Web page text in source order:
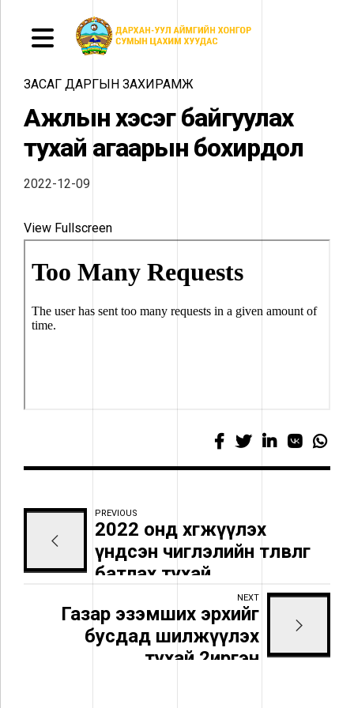
ЗАСАГ ДАРГЫН ЗАХИРАМЖ
Ажлын хэсэг байгуулах
тухай агаарын бохирдол
2022-12-09
View Fullscreen
PREVIOUS
2022 онд хөгжүүлэх
үндсэн чиглэлийн төлөвлөгөө
батлах тухай
NEXT
Газар эзэмших эрхийг
бусдад шилжүүлэх
тухай 2иргэн